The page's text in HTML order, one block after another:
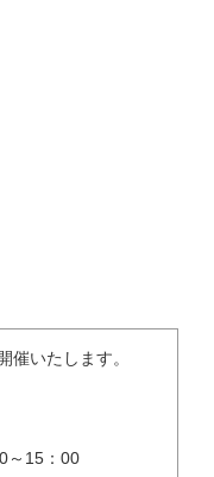
催いたします。
15：00